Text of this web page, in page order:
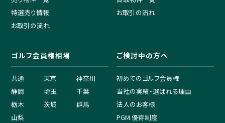
特選売り情報
お取引の流れ
お取引の流れ
ゴルフ会員権相場
共通 東京
神奈川
静岡
埼玉
千葉
栃木
茨城
群馬
山梨
ご検討中の方へ
初めてのゴルフ会員権
当社の実績・選ばれる理由
法人のお客様
PGM 優待制度